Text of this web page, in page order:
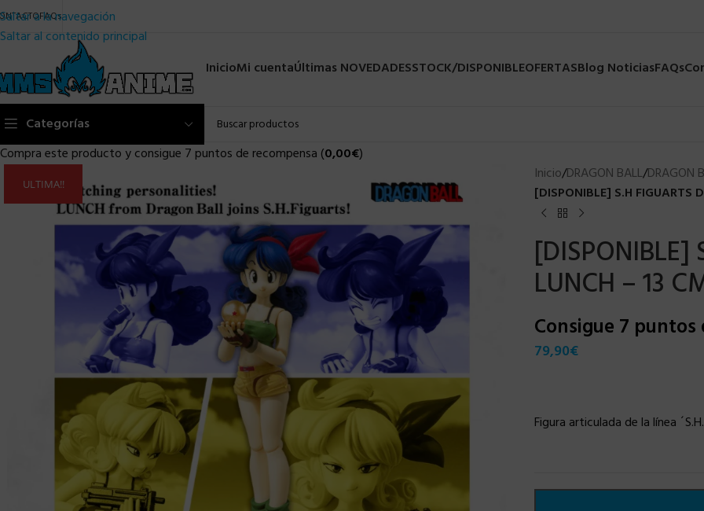
Saltar a la navegación
Saltar al contenido principal
FAQs
InicioMi cuentaÚltimas NOVEDADESSTOCK/DISPONIBLEOFERTASBlog NoticiasFAQs
Categorías
Compra este producto y consigue 7 puntos de recompensa (0,00€)
ULTIMA!! Inicio/DRAGON BALL/DRAGON
[DISPONIBLE] S.H FIGUARTS
[DISPONIBLE]
LUNCH – 13
Consigue 7
79,90€
Figura articulada de la línea